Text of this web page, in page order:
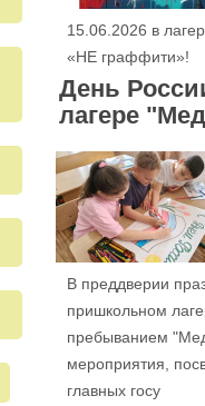
15.06.2026 в
«НЕ граффити»!
День
лагере
В преддверии
пришкольном
пребыванием
мероприятия,
главных госу